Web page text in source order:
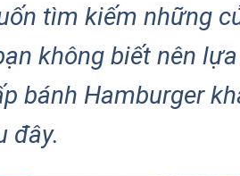
tìm kiếm những
không biết nên
bánh Hamburger
đây.